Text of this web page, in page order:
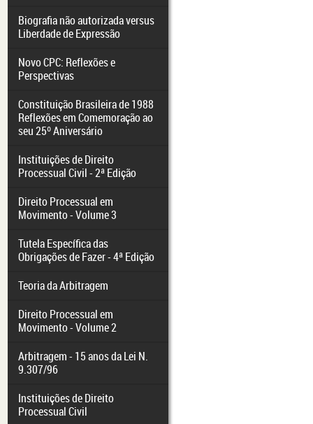
Biografia não autorizada versus
Liberdade de Expressão
Novo CPC: Reflexões e
Perspectivas
Constituição Brasileira de 1988
Reflexões em Comemoração ao
seu 25º Aniversário
Instituições de Direito
Processual Civil - 2ª Edição
Direito Processual em
Movimento - Volume 3
Tutela Específica das
Obrigações de Fazer - 4ª Edição
Teoria da Arbitragem
Direito Processual em
Movimento - Volume 2
Arbitragem - 15 anos da Lei N.
9.307/96
Instituições de Direito
Processual Civil